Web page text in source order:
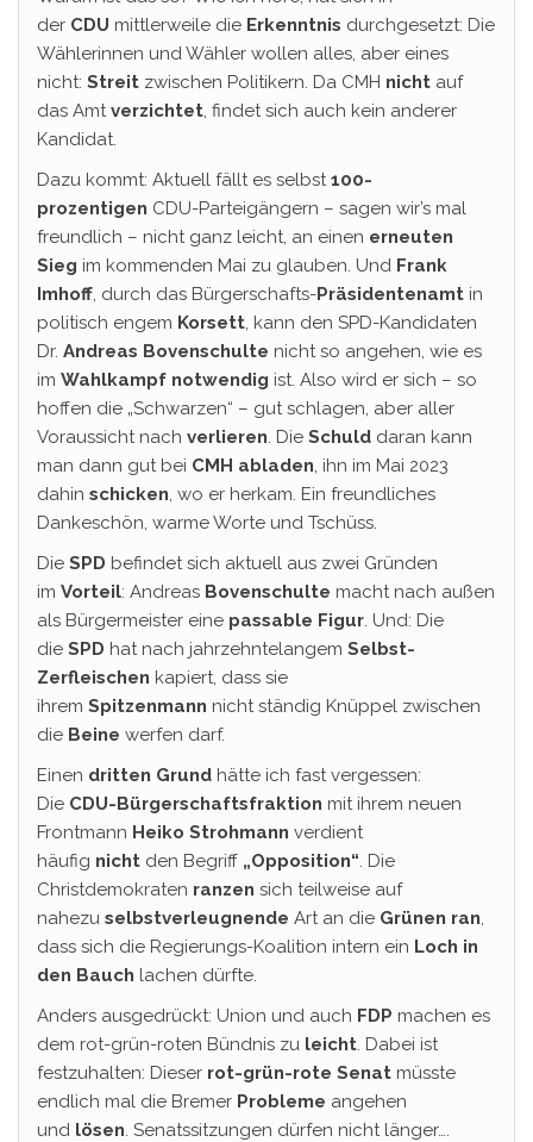
der CDU mittlerweile die Erkenntnis durchgesetzt: Die
Wählerinnen und Wähler wollen alles, aber eines
nicht: Streit zwischen Politikern. Da CMH nicht auf
das Amtverzichtet, findet sich auch kein anderer
Kandidat.
Dazu kommt: Aktuell fällt es selbst100-
prozentigen CDU-Parteigängern – sagen wir’s mal
freundlich – nicht ganz leicht, an einen erneuten
Sieg im kommenden Mai zu glauben. Und Frank
Imhoff, durch das Bürgerschafts-Präsidentenamt in
politisch engem Korsett, kann den SPD-Kandidaten
Dr. Andreas Bovenschulte nicht so angehen, wie es
im Wahlkampf notwendig ist. Also wird er sich – so
hoffen die „Schwarzen“ – gut schlagen, aber aller
Voraussicht nach verlieren. Die Schuld daran kann
man dann gut bei CMH abladen, ihn im Mai 2023
dahin schicken, wo er herkam. Ein freundliches
Dankeschön, warme Worte und Tschüss.
Die SPD befindet sich aktuell aus zwei Gründen
im Vorteil: Andreas Bovenschulte macht nach außen
als Bürgermeister eine passable Figur. Und: Die
die SPD hat nach jahrzehntelangem Selbst-
Zerfleischen kapiert, dass sie
ihrem Spitzenmann nicht ständig Knüppel zwischen
die Beine werfen darf.
Einen dritten Grund hätte ich fast vergessen:
Die CDU-Bürgerschaftsfraktion mit ihrem neuen
Frontmann Heiko Strohmann verdient
häufig nicht den Begriff „Opposition“. Die
Christdemokraten ranzen sich teilweise auf
nahezu selbstverleugnende Art an die Grünen ran,
dass sich die Regierungs-Koalition intern ein Loch in
den Bauch lachen dürfte.
Anders ausgedrückt: Union und auch FDP machen es
dem rot-grün-roten Bündnis zu leicht. Dabei ist
festzuhalten: Dieser rot-grün-rote Senat müsste
endlich mal die Bremer Probleme angehen
und lösen. Senatssitzungen dürfen nicht länger….